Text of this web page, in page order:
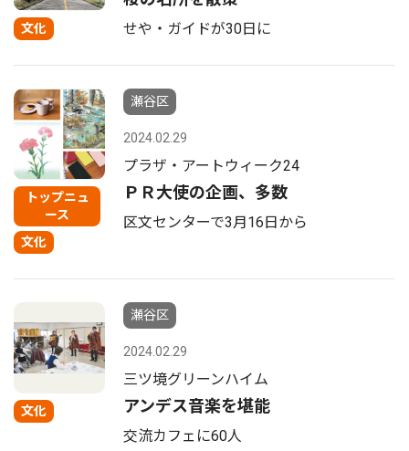
文化 せや・ガイドが30日に
トップニュ
ース
文化
瀬谷区
2024.02.29
プラザ・アートウィーク24
ＰＲ大使の企画、多数
区文センターで3月16日から
文化
瀬谷区
2024.02.29
三ツ境グリーンハイム
アンデス音楽を堪能
交流カフェに60人